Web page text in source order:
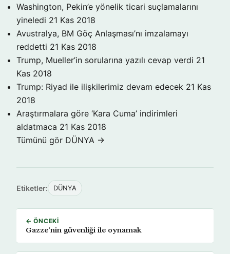
Washington, Pekin’e yönelik ticari suçlamalarını
yineledi 21 Kas 2018
Avustralya, BM Göç Anlaşması’nı imzalamayı
reddetti 21 Kas 2018
Trump, Mueller’in sorularına yazılı cevap verdi 21
Kas 2018
Trump: Riyad ile ilişkilerimiz devam edecek 21 Kas
2018
Araştırmalara göre ‘Kara Cuma’ indirimleri
aldatmaca 21 Kas 2018
Tümünü gör DÜNYA →
Etiketler: DÜNYA
← ÖNCEKI
Gazze’nin güvenliği ile oynamak